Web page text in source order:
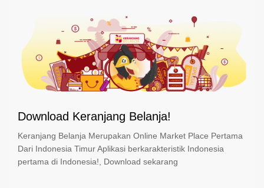
Download Keranjang Belanja!
Keranjang Belanja Merupakan Online Market Place Pertama
Dari Indonesia Timur Aplikasi berkarakteristik Indonesia
pertama di Indonesia!, Download sekarang